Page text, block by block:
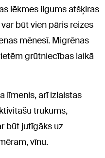
lēkmes ilgums atšķiras -
būt vien pāris reizes
mēnesī. Migrēnas
grūtniecības laikā
līmenis, arī izlaistas
trūkums,
būt jutīgāks uz
vīnu.